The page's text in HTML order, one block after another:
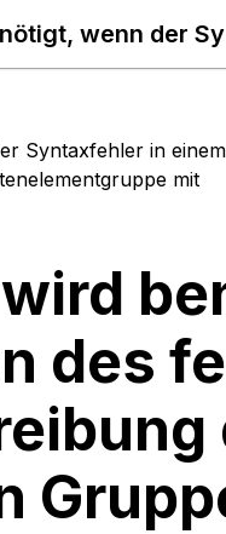
Syntaxfehler in
mit
wird
des